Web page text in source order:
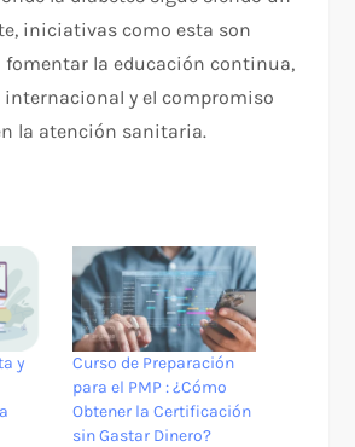
iniciativas como esta son
fomentar la educación continua,
y el compromiso
la atención sanitaria.
y
Curso de Preparación
para el PMP : ¿Cómo
Obtener la Certificación
sin Gastar Dinero?